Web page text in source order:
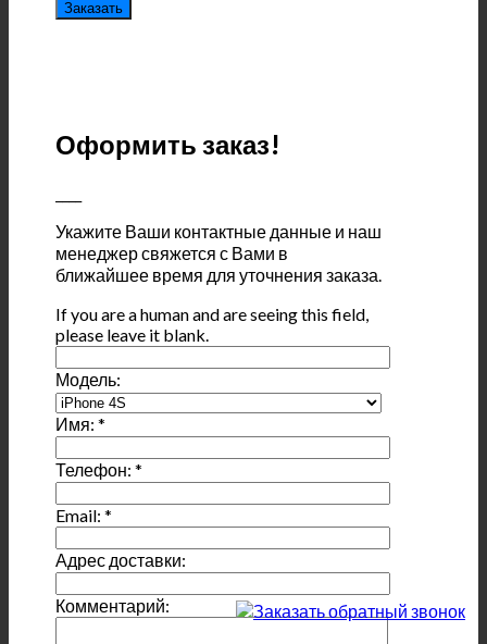
Оформить заказ!
Укажите Ваши контактные данные и наш
менеджер свяжется с Вами в
ближайшее время для уточнения заказа.
If you are a human and are seeing this field,
please leave it blank.
Модель:
Имя:*
Телефон:*
Email:*
Адрес доставки:
Комментарий: